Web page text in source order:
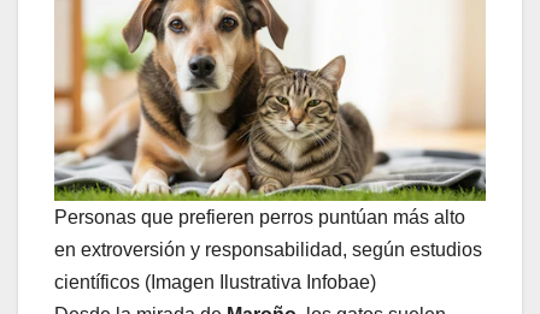
Personas que prefieren perros puntúan más alto
en extroversión y responsabilidad, según estudios
científicos (Imagen Ilustrativa Infobae)